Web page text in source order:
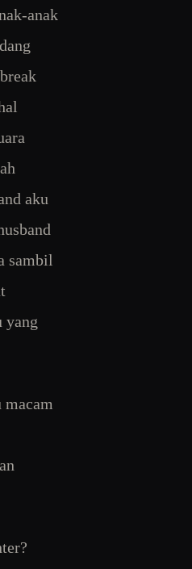
anak
aku
sambil
yang